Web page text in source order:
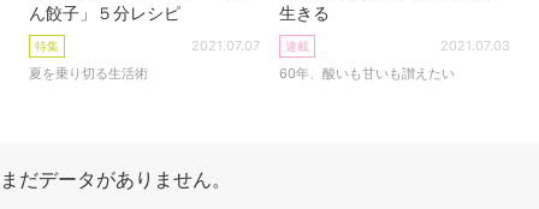
ん餃子」５分レシピ
特集
夏を乗り切る生活術
2021.07.07
生きる
連載
60年、酸いも甘いも讃えたい
2021.07.03
まだデータがありません。